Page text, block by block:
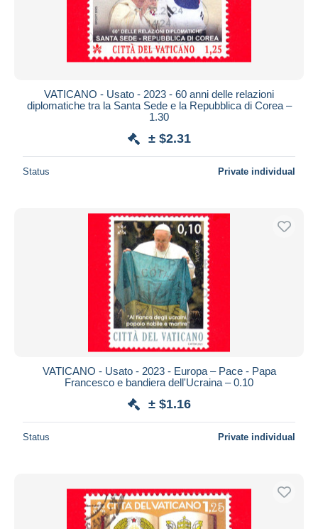
VATICANO - Usato - 2023 - 60 anni delle relazioni
diplomatiche tra la Santa Sede e la Repubblica di Corea –
1.30
± $2.31
Status Private individual
VATICANO - Usato - 2023 - Europa – Pace - Papa
Francesco e bandiera dell'Ucraina – 0.10
± $1.16
Status Private individual